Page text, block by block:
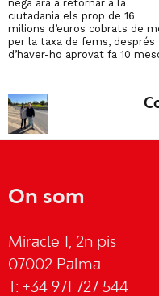
nega ara a retornar a la
ciutadania els prop de 16
milions d’euros cobrats de
per la taxa de fems, després
d’haver-ho aprovat fa 10
On som
Miracle 1, 2n pis
07002 Palma
T: +34 971 727 544